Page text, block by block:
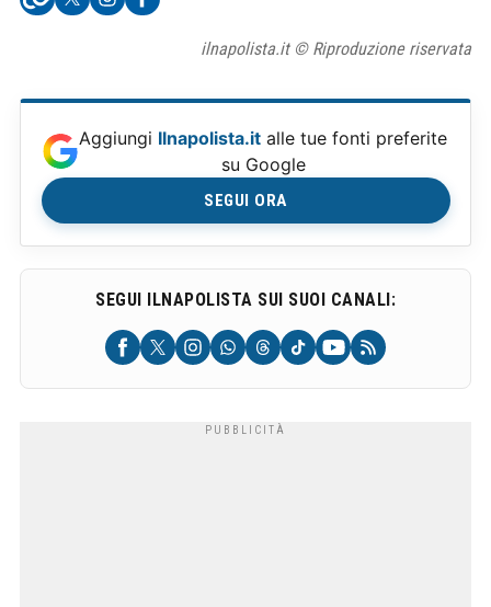
ilnapolista.it © Riproduzione riservata
Aggiungi Ilnapolista.it alle tue fonti preferite
su Google
SEGUI ORA
SEGUI ILNAPOLISTA SUI SUOI CANALI: